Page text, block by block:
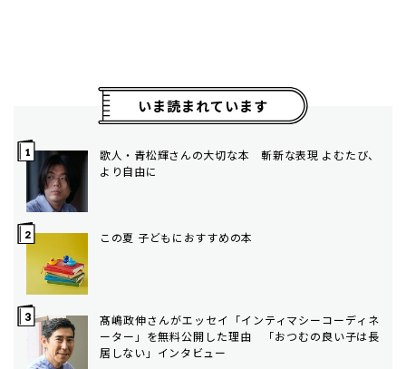
いま読まれています
歌人・青松輝さんの大切な本 斬新な表現 よむたび、
より自由に
この夏 子どもにおすすめの本
髙嶋政伸さんがエッセイ「インティマシーコーディネ
ーター」を無料公開した理由 「おつむの良い子は長
居しない」インタビュー